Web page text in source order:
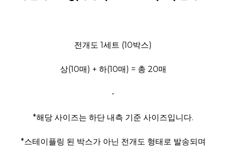
전개도 1세트 (10박스)
상(10매) + 하(10매) = 총 20매
-
*해당 사이즈는 하단 내측 기준 사이즈입니다.
*스테이플링 된 박스가 아닌 전개도 형태로 발송되며